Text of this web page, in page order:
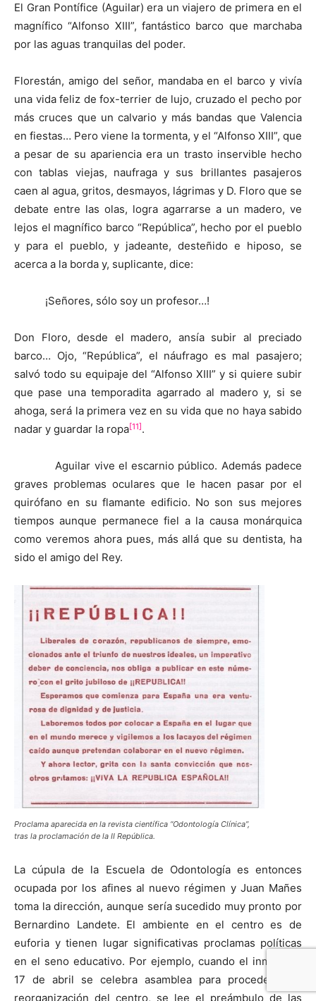
El Gran Pontífice (Aguilar) era un viajero de primera en el
magnífico “Alfonso XIII”, fantástico barco que marchaba
por las aguas tranquilas del poder.
Florestán, amigo del señor, mandaba en el barco y vivía
una vida feliz de fox-terrier de lujo, cruzado el pecho por
más cruces que un calvario y más bandas que Valencia
en fiestas… Pero viene la tormenta, y el “Alfonso XIII”, que
a pesar de su apariencia era un trasto inservible hecho
con tablas viejas, naufraga y sus brillantes pasajeros
caen al agua, gritos, desmayos, lágrimas y D. Floro que se
debate entre las olas, logra agarrarse a un madero, ve
lejos el magnífico barco “República”, hecho por el pueblo
y para el pueblo, y jadeante, desteñido e hiposo, se
acerca a la borda y, suplicante, dice:
¡Señores, sólo soy un profesor…!
Don Floro, desde el madero, ansía subir al preciado
barco… Ojo, “República”, el náufrago es mal pasajero;
salvó todo su equipaje del “Alfonso XIII” y si quiere subir
que pase una temporadita agarrado al madero y, si se
ahoga, será la primera vez en su vida que no haya sabido
nadar y guardar la ropa[11].
Aguilar vive el escarnio público. Además padece
graves problemas oculares que le hacen pasar por el
quirófano en su flamante edificio. No son sus mejores
tiempos aunque permanece fiel a la causa monárquica
como veremos ahora pues, más allá que su dentista, ha
sido el amigo del Rey.
Proclama aparecida en la revista científica “Odontología Clínica”,
tras la proclamación de la II República.
La cúpula de la Escuela de Odontología es entonces
ocupada por los afines al nuevo régimen y Juan Mañes
toma la dirección, aunque sería sucedido muy pronto por
Bernardino Landete. El ambiente en el centro es de
euforia y tienen lugar significativas proclamas políticas
en el seno educativo. Por ejemplo, cuando el inmediato
17 de abril se celebra asamblea para proceder a la
reorganización del centro, se lee el preámbulo de las